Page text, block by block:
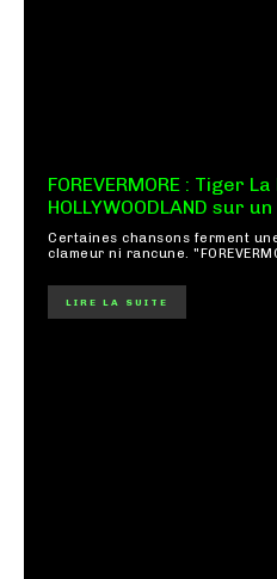
FOREVERMORE : Tiger
HOLLYWOODLAND sur
Certaines chansons ferment
clameur ni rancune.
LIRE LA SUITE